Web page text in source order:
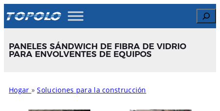
to
Search
PANELES SÁNDWICH DE FIBRA DE VIDRIO
PARA ENVOLVENTES DE EQUIPOS
Hogar »Soluciones para la construcción